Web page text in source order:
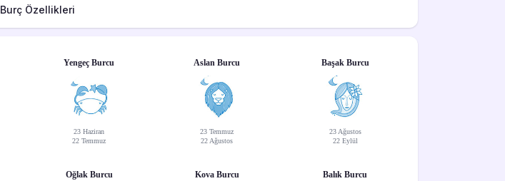
Burç Özellikleri
Yengeç Burcu
23 Haziran
22 Temmuz
Aslan Burcu
23 Temmuz
22 Ağustos
Başak Burcu
23 Ağustos
22 Eylül
Oğlak Burcu Kova Burcu Balık Burcu